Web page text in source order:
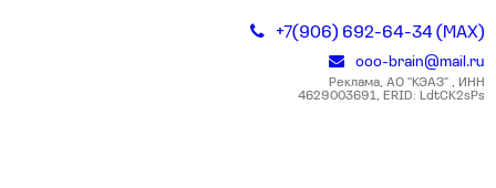
+7(906) 692-64-34 (MAX)
ooo-brain@mail.ru
Реклама, АО "КЭАЗ" , ИНН
4629003691, ERID: LdtCK2sPs